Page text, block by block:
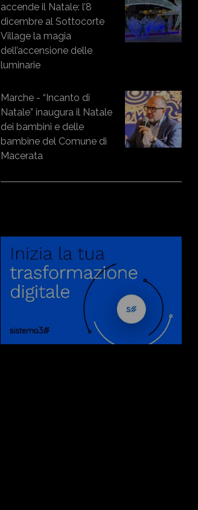
accende il Natale: l’8
dicembre al Sottocorte
Village la magia
dell’accensione delle
luminarie
Marche - “Incanto di
Natale” inaugura il Natale
dei bambini e delle
bambine del Comune di
Macerata